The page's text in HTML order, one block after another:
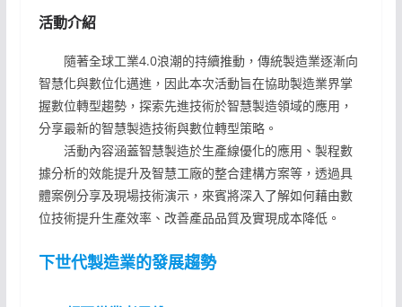
活動介紹
隨著全球工業4.0浪潮的持續推動，傳統製造業逐漸向
智慧化與數位化邁進，因此本次活動旨在協助製造業界掌
握數位轉型趨勢，探索先進技術於智慧製造領域的應用，
分享最新的智慧製造技術與數位轉型策略。
活動內容涵蓋智慧製造於生產線優化的應用、製程數
據分析的效能提升及智慧工廠的整合建構方案等，透過具
體案例分享及現場技術演示，來賓將深入了解如何藉由數
位技術提升生產效率、改善產品品質及實現成本降低。
下世代製造業的發展趨勢